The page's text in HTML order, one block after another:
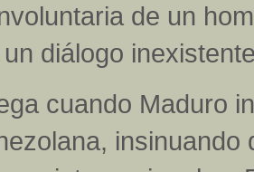
de un
diálogo
cuando Maduro